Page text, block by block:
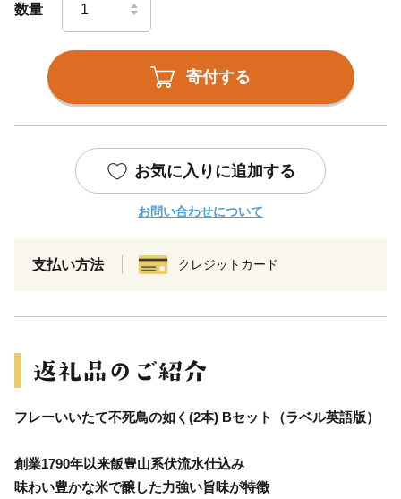
数量
寄付する
お気に入りに追加する
お問い合わせについて
支払い方法 クレジットカード
フレーいいたて不死鳥の如く(2本) Bセット（ラベル英語版）
創業1790年以来飯豊山系伏流水仕込み
味わい豊かな米で醸した力強い旨味が特徴